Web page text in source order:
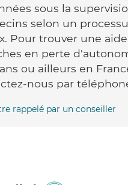
sous la
selon un
Pour trouver une
en perte
ou ailleurs en
nous par
rappelé par un conseiller